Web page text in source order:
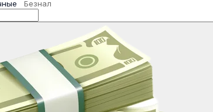
Безнал